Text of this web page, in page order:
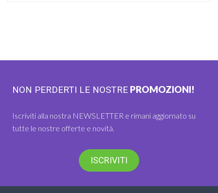
NON PERDERTI LE NOSTRE PROMOZIONI!
Iscriviti alla nostra NEWSLETTER e rimani aggiornato su
tutte le nostre offerte e novità.
ISCRIVITI